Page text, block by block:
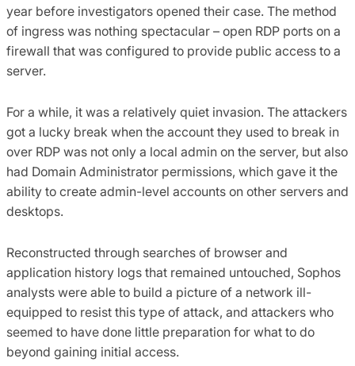
year before investigators opened their case. The method
of ingress was nothing spectacular – open RDP ports on a
firewall that was configured to provide public access to a
server.
For a while, it was a relatively quiet invasion. The attackers
got a lucky break when the account they used to break in
over RDP was not only a local admin on the server, but also
had Domain Administrator permissions, which gave it the
ability to create admin-level accounts on other servers and
desktops.
Reconstructed through searches of browser and
application history logs that remained untouched, Sophos
analysts were able to build a picture of a network ill-
equipped to resist this type of attack, and attackers who
seemed to have done little preparation for what to do
beyond gaining initial access.